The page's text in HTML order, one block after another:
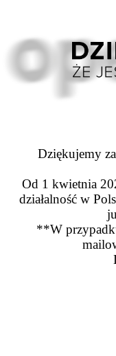
Dziękujemy
Od 1 kwietnia
działalność w
**W